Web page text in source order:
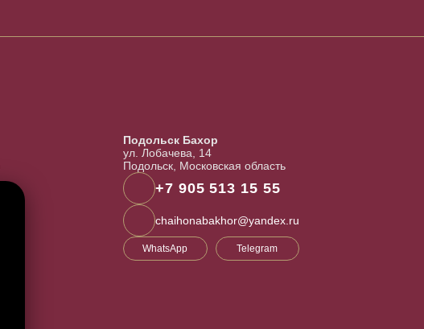
Подольск Бахор
ул. Лобачева, 14
Подольск, Московская область
+7 905 513 15 55
chaihonabakhor@yandex.ru
WhatsApp Telegram